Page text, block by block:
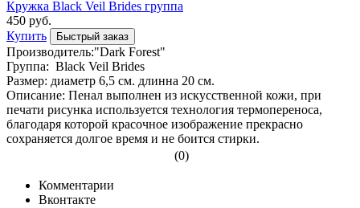
Кружка Black Veil Brides группа
450 руб.
Купить
Быстрый заказ
Производитель:"Dark Forest"
Группа: Black Veil Brides
Размер: диаметр 6,5 см. длинна 20 см.
Описание: Пенал выполнен из искусственной кожи, при
печати рисунка используется технология термопереноса,
благодаря которой красочное изображение прекрасно
сохраняется долгое время и не боится стирки.
(0)
Комментарии
Вконтакте